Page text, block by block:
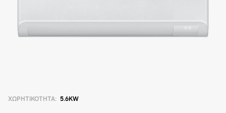
Ανακαλύψτε
λειτουργεί;
ΛΎΣΕΙΣ ΓΙΑ ΤΟ ΣΠΊΤΙ ΣΑΣ
ΧΩΡΗΤΙΚΌΤΗΤΑ: 5.6KW